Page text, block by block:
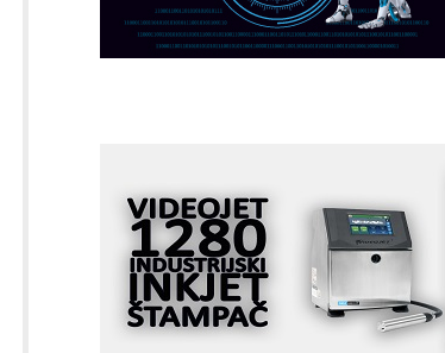
veštačkom inteligencijom
I.SAFE MOBILE revolucioniše
savremene industrijske i logističke
objekte
Alba d.o.o. – 35 godina preciznosti u
metrologiji i pametnim dozirnim
rešenjima
IBeRTIM - oprema za ispitivanje